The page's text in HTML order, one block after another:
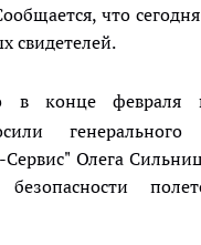
что
свидетелей.
в конце февраля в
генерального
Олега